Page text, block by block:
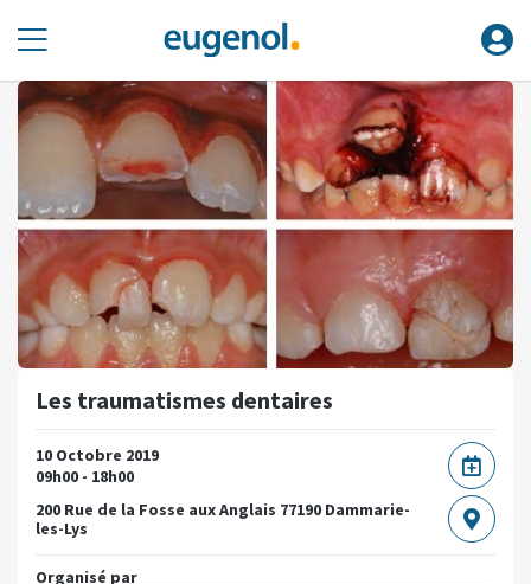
Les traumatismes dentaires
10 Octobre 2019
09h00 - 18h00
200 Rue de la Fosse aux Anglais 77190 Dammarie-
les-Lys
Organisé par